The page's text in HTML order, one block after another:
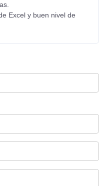
Excel y buen nivel de